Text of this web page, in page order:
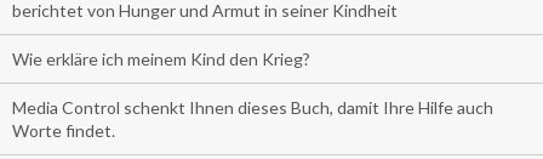
berichtet von Hunger und Armut in seiner Kindheit
Wie erkläre ich meinem Kind den Krieg?
Media Control schenkt Ihnen dieses Buch, damit Ihre Hilfe auch
Worte findet.